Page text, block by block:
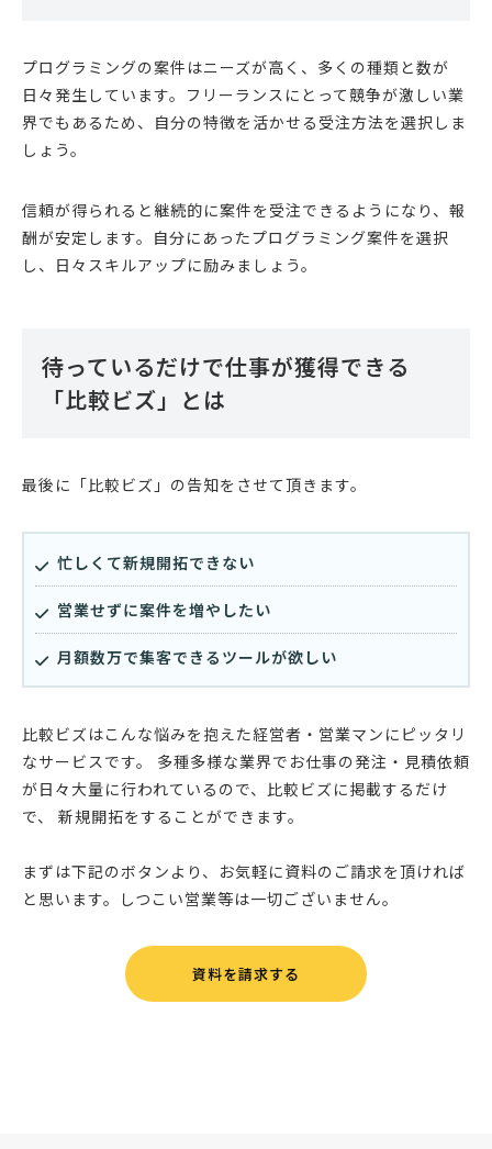
プログラミングの案件はニーズが高く、多くの種類と数が
日々発生しています。フリーランスにとって競争が激しい業
界でもあるため、自分の特徴を活かせる受注方法を選択しま
しょう。
信頼が得られると継続的に案件を受注できるようになり、報
酬が安定します。自分にあったプログラミング案件を選択
し、日々スキルアップに励みましょう。
待っているだけで仕事が獲得できる
「比較ビズ」とは
最後に「比較ビズ」の告知をさせて頂きます。
忙しくて新規開拓できない
営業せずに案件を増やしたい
月額数万で集客できるツールが欲しい
比較ビズはこんな悩みを抱えた経営者・営業マンにピッタリ
なサービスです。 多種多様な業界でお仕事の発注・見積依頼
が日々大量に行われているので、比較ビズに掲載するだけ
で、 新規開拓をすることができます。
まずは下記のボタンより、お気軽に資料のご請求を頂ければ
と思います。しつこい営業等は一切ございません。
資料を請求する